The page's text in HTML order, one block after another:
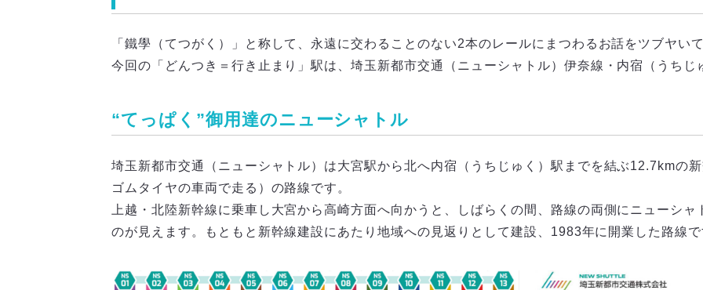
「鐵學（てつがく）」と称して、永遠に交わることのない2本のレールにまつわるお話をツブヤい
今回の「どんつき＝行き止まり」駅は、埼玉新都市交通（ニューシャトル）伊奈線・内宿（うちじ
“てっぱく”御用達のニューシャトル
埼玉新都市交通（ニューシャトル）は大宮駅から北へ内宿（うちじゅく）駅までを結ぶ12.7kmの
ゴムタイヤの車両で走る）の路線です。
上越・北陸新幹線に乗車し大宮から高崎方面へ向かうと、しばらくの間、路線の両側にニューシ
のが見えます。もともと新幹線建設にあたり地域への見返りとして建設、1983年に開業した路線